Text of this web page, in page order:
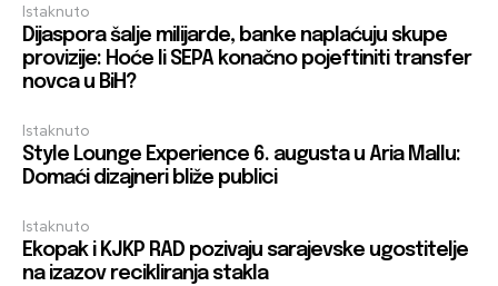
Istaknuto
Dijaspora šalje milijarde, banke naplaćuju skupe
provizije: Hoće li SEPA konačno pojeftiniti transfer
novca u BiH?
Istaknuto
Style Lounge Experience 6. augusta u Aria Mallu:
Domaći dizajneri bliže publici
Istaknuto
Ekopak i KJKP RAD pozivaju sarajevske ugostitelje
na izazov recikliranja stakla